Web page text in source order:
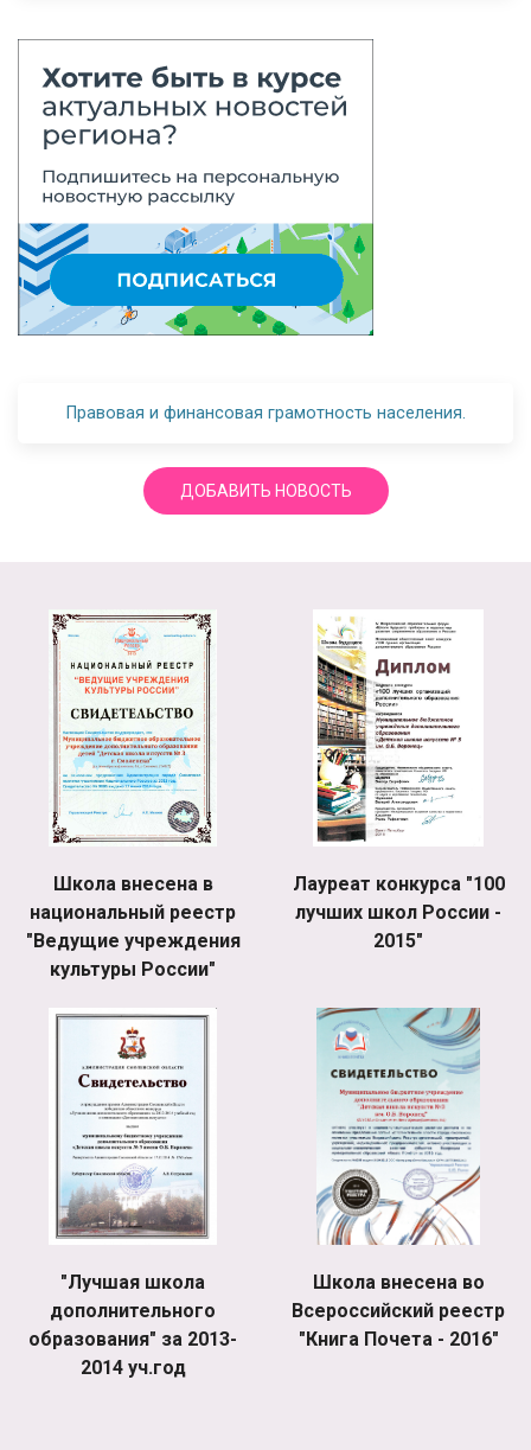
Правовая и финансовая грамотность населения.
ДОБАВИТЬ НОВОСТЬ
Школа внесена в
национальный реестр
"Ведущие учреждения
культуры России"
Лауреат конкурса "100
лучших школ России -
2015"
"Лучшая школа
дополнительного
образования" за 2013-
2014 уч.год
Школа внесена во
Всероссийский реестр
"Книга Почета - 2016"